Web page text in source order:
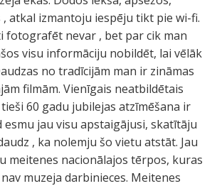
atkal izmantoju iespēju tikt pie wi-fi.
fotografēt nevar , bet par cik man
visu informāciju nobildēt, lai vēlāk
no tradīcijām man ir zināmas
filmām. Vienīgais neatbildētais
60 gadu jubilejas atzīmēšana ir
esmu jau visu apstaigājusi, skatītāju
, ka nolemju šo vietu atstāt. Jau
meitenes nacionālajos tērpos, kuras
muzeja darbinieces. Meitenes